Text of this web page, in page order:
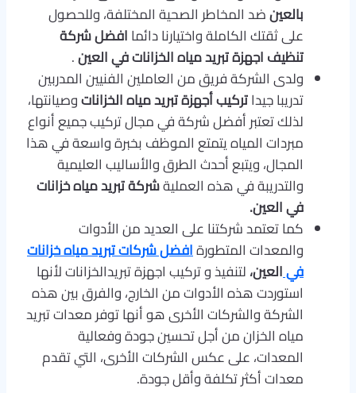
بالعينضد المخاطر الصحية المختلفة، وللحصول
على ثقتك الكاملة واختيارنا دائماافضل شركة
تنظيف اجهزة تبريد مياه الخزانات في العين.
ولدى الشركة فريق من العاملين الفنيين المدربين
تدريبا جيداتركيب أجهزة تبريد مياه الخزاناتوصيانتها،
لذلك تعتبر أفضل شركة في مجال تركيب جميع أنواع
مبردات المياه يتمتع الموظف بخبرة واسعة في هذا
المجال، ويتبع أحدث الطرق والأساليب العليمية
والتدريبة في هذه العمليةشركة تبريد مياه خزانات
في العين.
كما تعتمد شركتنا على العديد من الأدوات
والمعدات المتطورةافضل شركات تبريد مياه خزانات
فيالعين،لتنفيذ و تركيب اجهزة تبريدالخزانات لأنها
استوردت هذه الأدوات من الخارج، والفرق بين هذه
الشركة والشركات الأخرى هو أنها توفر معدات تبريد
مياه الخزان من أجل تحسين جودة وفعالية
المعدات، على عكس الشركات الأخرى، التي تقدم
معدات أكثر تكلفة وأقل جودة.